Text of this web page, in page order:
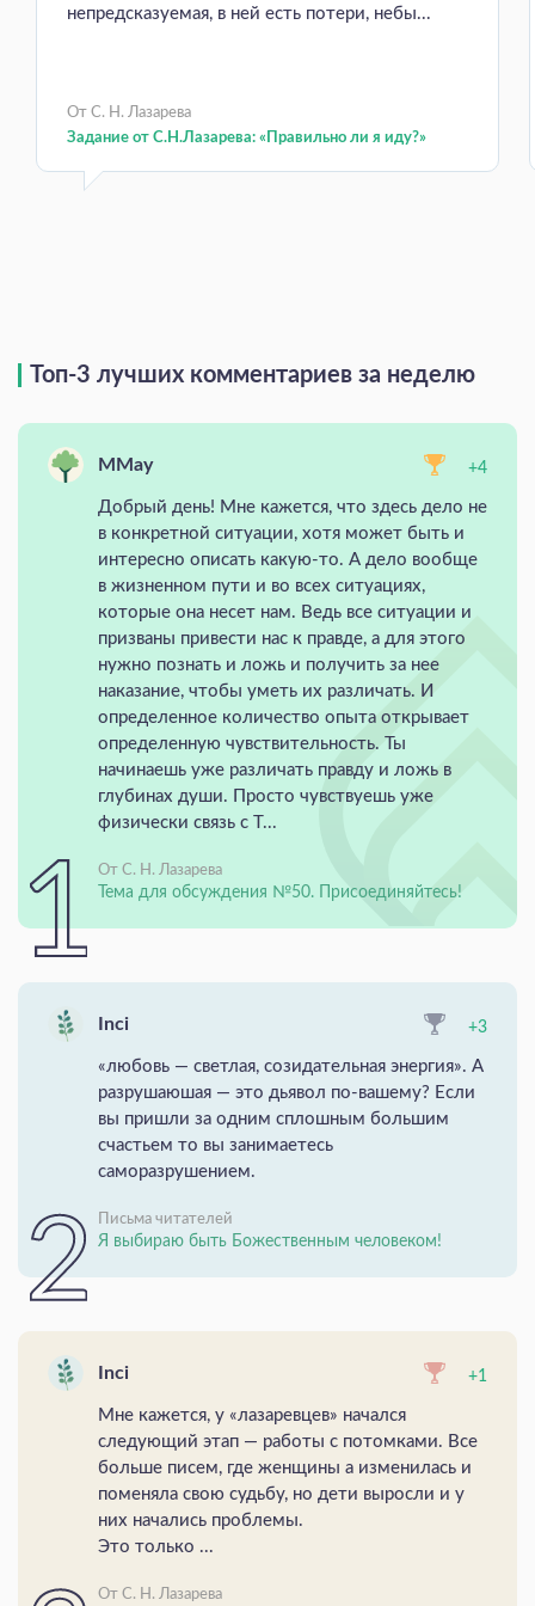
непредсказуемая, в ней есть потери, небы...
От С. Н. Лазарева
Задание от С.Н.Лазарева: «Правильно ли я иду?»
Топ-3 лучших комментариев за неделю
MMay +4
Добрый день! Мне кажется, что здесь дело не
в конкретной ситуации, хотя может быть и
интересно описать какую-то. А дело вообще
в жизненном пути и во всех ситуациях,
которые она несет нам. Ведь все ситуации и
призваны привести нас к правде, а для этого
нужно познать и ложь и получить за нее
наказание, чтобы уметь их различать. И
определенное количество опыта открывает
определенную чувствительность. Ты
начинаешь уже различать правду и ложь в
глубинах души. Просто чувствуешь уже
физически связь с Т...
От С. Н. Лазарева
Тема для обсуждения №50. Присоединяйтесь!
Inci +3
«любовь — светлая, созидательная энергия». А
разрушаюшая — это дьявол по-вашему? Если
вы пришли за одним сплошным большим
счастьем то вы занимаетесь
саморазрушением.
Письма читателей
Я выбираю быть Божественным человеком!
Inci +1
Мне кажется, у «лазаревцев» начался
следующий этап — работы с потомками. Все
больше писем, где женщины а изменилась и
поменяла свою судьбу, но дети выросли и у
них начались проблемы.
Это только ...
От С. Н. Лазарева